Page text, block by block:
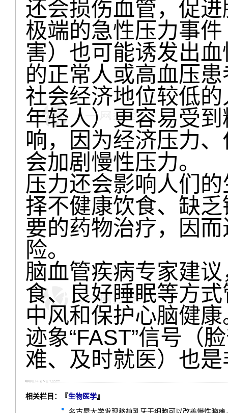
还会损伤血管，促
极端的急性压力事
害）也可能诱发出
的正常人或高血压
社会经济地位较低
年轻人）更容易受
响，因为经济压力
会加剧慢性压力。
压力还会影响人们
择不健康饮食、缺
要的药物治疗，因
险。
脑血管疾病专家建
食、良好睡眠等方
中风和保护心脑健
迹象“FAST”信号（
难、及时就医）也
相关栏目：『生物医学』